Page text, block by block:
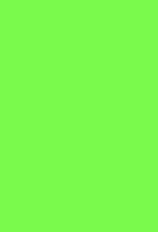
reveals the layers
feel safe, the
layers tremble, and
shared humanity
ourselves to be
devoted craftsmen
a spellbinding
in a
what becomes
unravel just
up and dismantle
concert can be.
Ólafur says